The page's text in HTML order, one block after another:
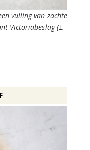
vulling van zachte
Victoriabeslag (±